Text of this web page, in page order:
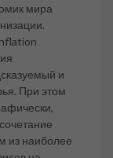
мира
и
При этом
из наиболее